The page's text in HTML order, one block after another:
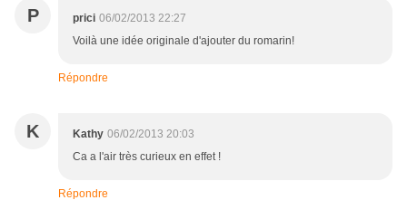
P prici 06/02/2013 22:27
Voilà une idée originale d'ajouter du romarin!
Répondre
K Kathy 06/02/2013 20:03
Ca a l'air très curieux en effet !
Répondre